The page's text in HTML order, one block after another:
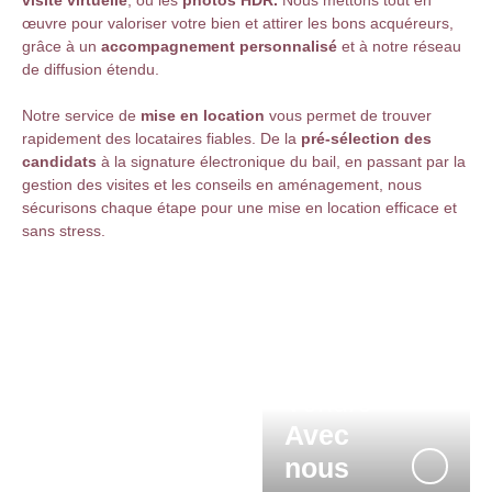
œuvre pour valoriser votre bien et attirer les bons acquéreurs,
grâce à un accompagnement personnalisé et à notre réseau
de diffusion étendu.
Notre service de mise en location vous permet de trouver
rapidement des locataires fiables. De la pré-sélection des
candidats à la signature électronique du bail, en passant par la
gestion des visites et les conseils en aménagement, nous
sécurisons chaque étape pour une mise en location efficace et
sans stress.
Avec
nous